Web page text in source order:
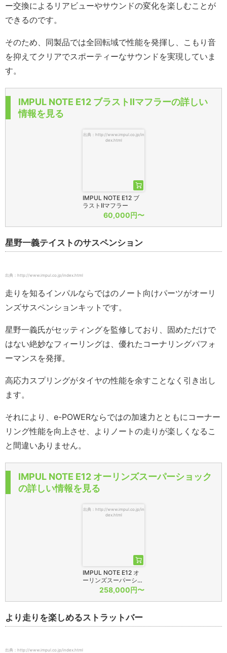
ー交換によるリアビューやサウンドの変化を楽しむことが
できるのです。
そのため、同製品では全回転域で性能を発揮し、こもり音
を抑えてクリアでスポーティーなサウンドを実現していま
す。
IMPUL NOTE E12 ブラストⅡマフラーの詳しい
情報を見る
出典：http://www.impul.co.jp/in
dex.html
IMPUL NOTE E12 ブ
ラストⅡマフラー
60,000円〜
星野一義テイストのサスペンション
出典：http://www.impul.co.jp/index.html
走りを知るインパルならではのノート向けパーツがオーリ
ンズサスペンションキットです。
星野一義氏がセッティングを監修しており、固めただけで
はない絶妙なフィーリングは、優れたコーナリングパフォ
ーマンスを発揮。
高応力スプリングがタイヤの性能を余すことなく引き出し
ます。
それにより、e-POWERならではの加速力とともにコーナー
リング性能を向上させ、よりノートの走りが楽しくなるこ
と間違いありません。
IMPUL NOTE E12 オーリンズスーパーショック
の詳しい情報を見る
出典：http://www.impul.co.jp/in
dex.html
IMPUL NOTE E12 オ
ーリンズスーパーシ…
258,000円〜
より走りを楽しめるストラットバー
出典：http://www.impul.co.jp/index.html